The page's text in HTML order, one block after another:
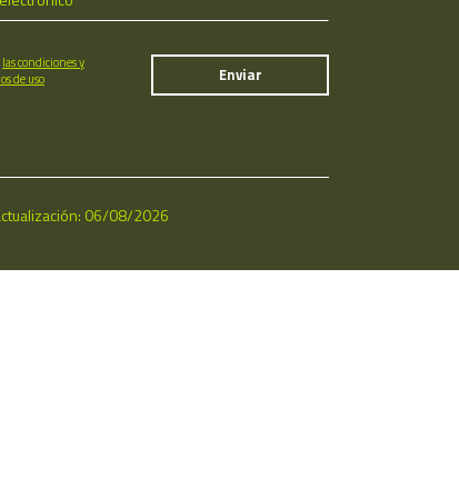
las condiciones y
de uso
06/08/2026